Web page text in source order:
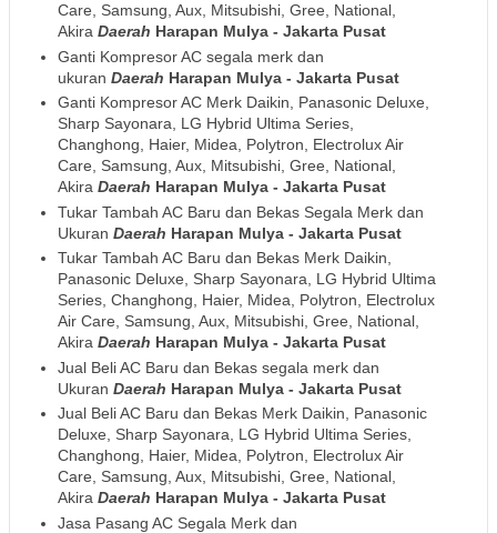
Care, Samsung, Aux, Mitsubishi, Gree, National,
Akira Daerah Harapan Mulya - Jakarta Pusat
Ganti Kompresor AC segala merk dan
ukuran Daerah Harapan Mulya - Jakarta Pusat
Ganti Kompresor AC Merk Daikin, Panasonic Deluxe,
Sharp Sayonara, LG Hybrid Ultima Series,
Changhong, Haier, Midea, Polytron, Electrolux Air
Care, Samsung, Aux, Mitsubishi, Gree, National,
Akira Daerah Harapan Mulya - Jakarta Pusat
Tukar Tambah AC Baru dan Bekas Segala Merk dan
Ukuran Daerah Harapan Mulya - Jakarta Pusat
Tukar Tambah AC Baru dan Bekas Merk Daikin,
Panasonic Deluxe, Sharp Sayonara, LG Hybrid Ultima
Series, Changhong, Haier, Midea, Polytron, Electrolux
Air Care, Samsung, Aux, Mitsubishi, Gree, National,
Akira Daerah Harapan Mulya - Jakarta Pusat
Jual Beli AC Baru dan Bekas segala merk dan
Ukuran Daerah Harapan Mulya - Jakarta Pusat
Jual Beli AC Baru dan Bekas Merk Daikin, Panasonic
Deluxe, Sharp Sayonara, LG Hybrid Ultima Series,
Changhong, Haier, Midea, Polytron, Electrolux Air
Care, Samsung, Aux, Mitsubishi, Gree, National,
Akira Daerah Harapan Mulya - Jakarta Pusat
Jasa Pasang AC Segala Merk dan